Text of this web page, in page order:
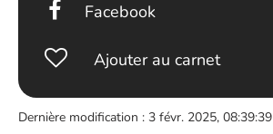
Facebook
Ajouter au carnet
Dernière modification : 3 févr. 2025, 08:39:39